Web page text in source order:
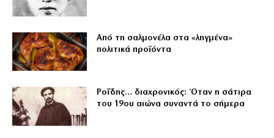
Από τη σαλμονέλα στα «ληγμένα»
πολιτικά προϊόντα
Ροΐδης… διαχρονικός: Όταν η σάτιρα
του 19ου αιώνα συναντά το σήμερα